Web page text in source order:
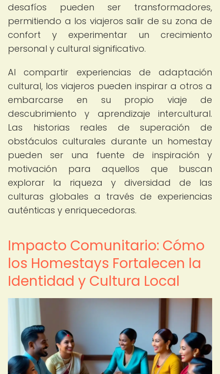
desafíos pueden ser transformadores,
permitiendo a los viajeros salir de su zona de
confort y experimentar un crecimiento
personal y cultural significativo.
Al compartir experiencias de adaptación
cultural, los viajeros pueden inspirar a otros a
embarcarse en su propio viaje de
descubrimiento y aprendizaje intercultural.
Las historias reales de superación de
obstáculos culturales durante un homestay
pueden ser una fuente de inspiración y
motivación para aquellos que buscan
explorar la riqueza y diversidad de las
culturas globales a través de experiencias
auténticas y enriquecedoras.
Impacto Comunitario: Cómo
los Homestays Fortalecen la
Identidad y Cultura Local